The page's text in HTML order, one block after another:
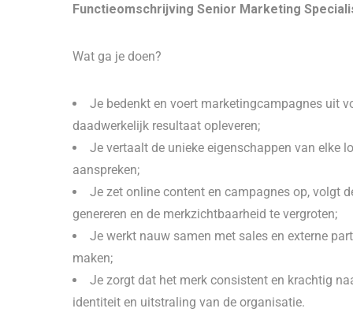
Functieomschrijving Senior Marketing
Wat ga je doen?
Je bedenkt en voert marketingcampagnes uit
daadwerkelijk resultaat opleveren;
Je vertaalt de unieke eigenschappen van elke
aanspreken;
Je zet online content en campagnes op, volgt
genereren en de merkzichtbaarheid te vergroten;
Je werkt nauw samen met sales en externe
maken;
Je zorgt dat het merk consistent en krachtig
identiteit en uitstraling van de organisatie.